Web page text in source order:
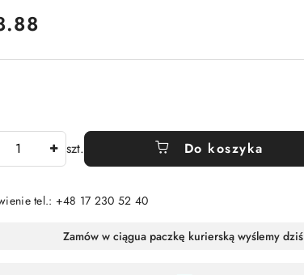
szt. Do koszyka
tel.: +48 17 230 52 40
Zamów w ciągua paczkę kurierską wyślemy dziś